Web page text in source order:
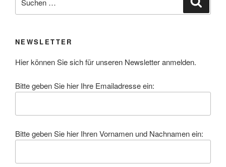
nach:
NEWSLETTER
Hier können Sie sich für unseren Newsletter anmelden.
Bitte geben Sie hier Ihre Emailadresse ein:
Bitte geben Sie hier Ihren Vornamen und Nachnamen ein: